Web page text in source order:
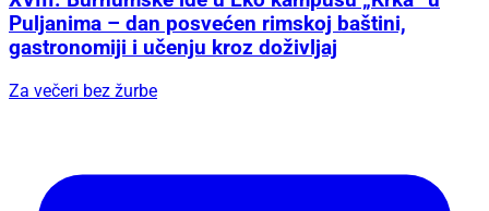
Puljanima – dan posvećen rimskoj baštini,
gastronomiji i učenju kroz doživljaj
Za večeri bez žurbe